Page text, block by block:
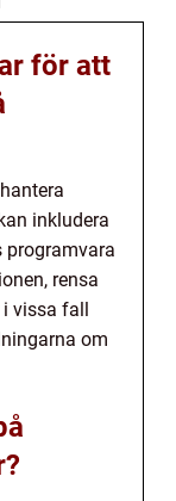
för att
inkludera
programvara
rensa
vissa fall
om